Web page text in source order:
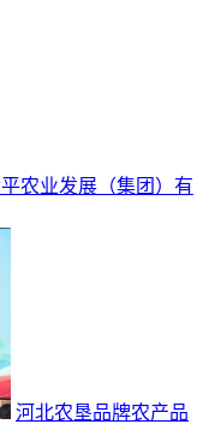
农业发展（集团）有
河北农垦品牌农产品